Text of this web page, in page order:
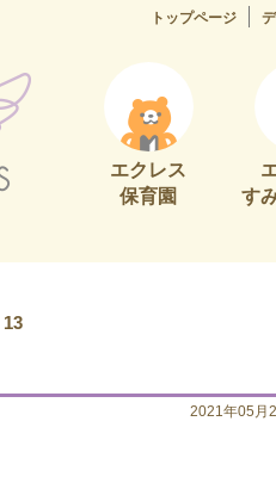
トップページ
エクレス
保育園
す
13
2021年05月